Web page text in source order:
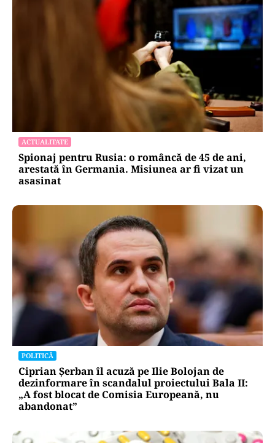
ACTUALITATE
Spionaj pentru Rusia: o româncă de 45 de ani,
arestată în Germania. Misiunea ar fi vizat un
asasinat
POLITICĂ
Ciprian Șerban îl acuză pe Ilie Bolojan de
dezinformare în scandalul proiectului Bala II:
„A fost blocat de Comisia Europeană, nu
abandonat”